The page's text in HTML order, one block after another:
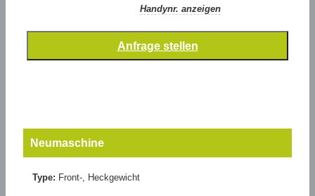
Handynr. anzeigen
Neumaschine
Type: Front-, Heckgewicht